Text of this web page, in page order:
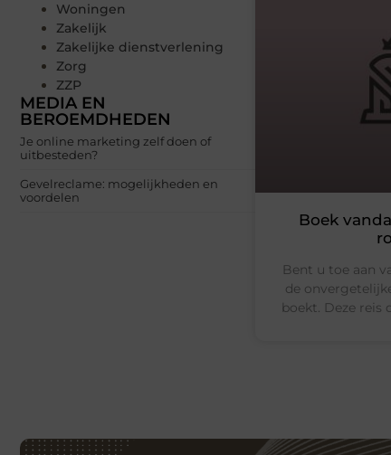
Woningen
Zakelijk
Zakelijke dienstverlening
Zorg
ZZP
MEDIA EN
BEROEMDHEDEN
Je online marketing zelf doen of
uitbesteden?
Gevelreclame: mogelijkheden en
voordelen
Boek
Bent u toe aan
de
boekt. Deze reis